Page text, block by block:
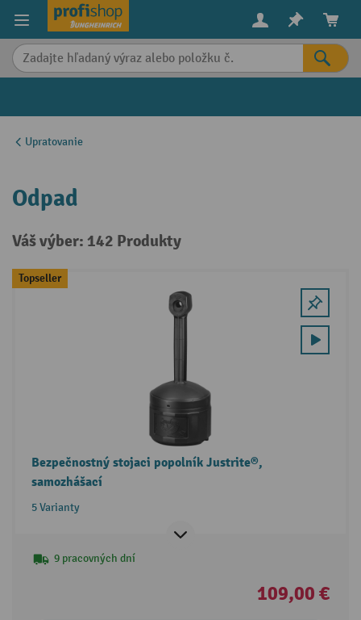
content
Upratovanie
Odpad
Váš výber: 142 Produkty
Topseller
Bezpečnostný stojaci popolník Justrite®,
samozhášací
5 Varianty
9 pracovných dní
109,00 €